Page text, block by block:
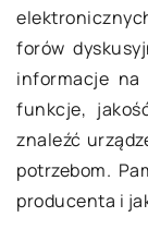
forów
informacje na
funkcje,
znaleźć
potrzebom.
producenta i